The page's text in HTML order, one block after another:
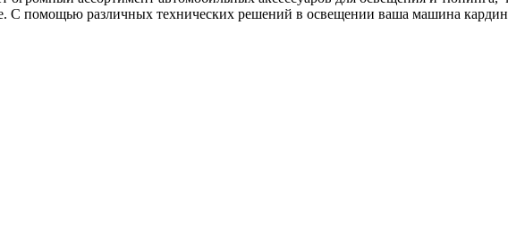
С помощью различных технических решений в освещении ваша машина